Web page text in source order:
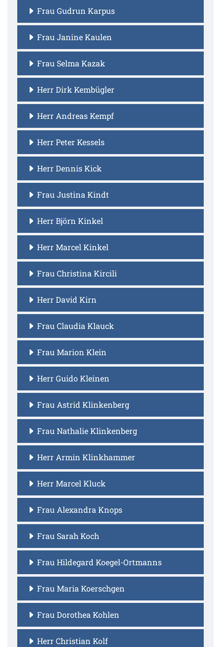
Frau Gudrun Karpus
Frau Janine Kaulen
Frau Selma Kazak
Herr Dirk Kembügler
Herr Andreas Kempf
Herr Peter Kessels
Herr Dennis Kick
Frau Justina Kindt
Herr Björn Kinkel
Herr Marcel Kinkel
Frau Christina Kircili
Herr David Kirn
Frau Claudia Klauck
Frau Marion Klein
Herr Guido Kleinen
Frau Astrid Klinkenberg
Frau Nathalie Klinkenberg
Herr Armin Klinkhammer
Herr Marcel Kluck
Frau Alexandra Knops
Frau Sarah Koch
Frau Hildegard Koegel-Ortmanns
Frau Maria Koerschgen
Frau Dorothea Kohlen
Herr Christian Kolf